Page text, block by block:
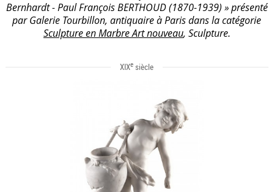
Bernhardt - Paul François BERTHOUD (1870-1939) » présenté
par Galerie Tourbillon, antiquaire à Paris dans la catégorie
Sculpture en Marbre Art nouveau, Sculpture.
XIXe siècle